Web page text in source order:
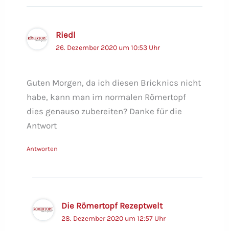
Riedl
26. Dezember 2020 um 10:53 Uhr
Guten Morgen, da ich diesen Bricknics nicht
habe, kann man im normalen Römertopf
dies genauso zubereiten? Danke für die
Antwort
Antworten
Die Römertopf Rezeptwelt
28. Dezember 2020 um 12:57 Uhr